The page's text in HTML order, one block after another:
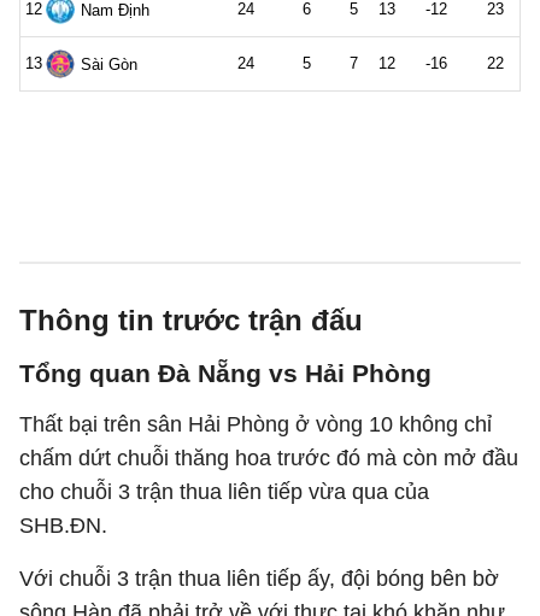
Thông tin trước trận đấu
Tổng quan Đà Nẵng vs Hải Phòng
Thất bại trên sân Hải Phòng ở vòng 10 không chỉ
chấm dứt chuỗi thăng hoa trước đó mà còn mở đầu
cho chuỗi 3 trận thua liên tiếp vừa qua của
SHB.ĐN.
Với chuỗi 3 trận thua liên tiếp ấy, đội bóng bên bờ